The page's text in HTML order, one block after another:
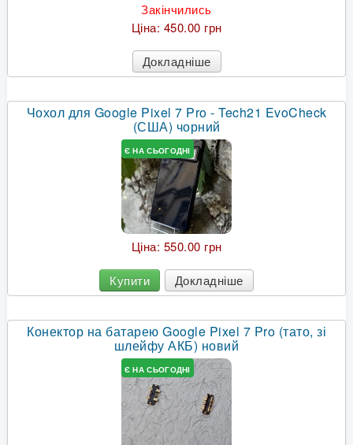
Закінчились
Ціна: 450.00 грн
Докладніше
Чохол для Google Pixel 7 Pro - Tech21 EvoCheck
(США) чорний
Є НА СЬОГОДНІ
Ціна: 550.00 грн
Купити Докладніше
Конектор на батарею Google Pixel 7 Pro (тато, зі
шлейфу АКБ) новий
Є НА СЬОГОДНІ